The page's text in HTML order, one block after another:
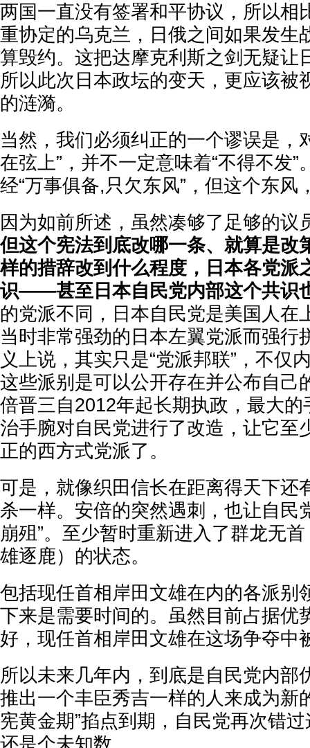
两国一直没有签署和平协议，所以相
重协定的乌克兰，日俄之间如果发生
算毁约。这把达摩克利斯之剑无疑让
所以此次日本政坛的变天，更应该被
的涟漪。
当然，我们必须纠正的一个谬误是，
在弦上”，并不一定意味着“不得不发
经“万事俱备,只欠东风”，但这个东风
因为如前所述，虽然凑够了足够的议
但这个宪法到底改哪一条、就算是改
样的措辞改到什么程度，日本各党派
识——甚至日本自民党内部这个共识
的党派不同，日本自民党是美国人在
当时非常强劲的日本左翼党派而强行
义上说，其实只是“党派邦联”，不仅
这些派别是可以公开存在并公布自己
倍晋三自2012年起长期执政，最大
治手腕对自民党进行了改造，让它至
正的西方式党派了。
可是，就像织田信长在距离得天下还
杀一样。安倍的突然遇刺，也让自民
崩殂”。至少暂时重新进入了群龙无
雄逐鹿）的状态。
包括现任首相岸田文雄在内的各派别
下来是需要时间的。虽然目前占据优
好，现任首相岸田文雄在这场争夺中
所以未来几年内，到底是自民党内部
推出一个丰臣秀吉一样的人来成为新
宪黄金期”掐点到期，自民党再次错
还是个未知数。